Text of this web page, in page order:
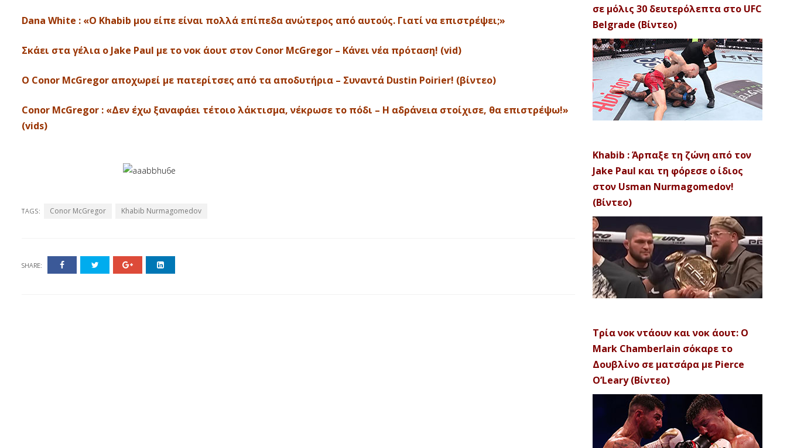
Dana White : «Ο Khabib μου είπε είναι πολλά επίπεδα ανώτερος από αυτούς. Γιατί να επιστρέψει;»
Σκάει στα γέλια ο Jake Paul με το νοκ άουτ στον Conor McGregor – Κάνει νέα πρόταση! (vid)
Ο Conor McGregor αποχωρεί με πατερίτσες από τα αποδυτήρια – Συναντά Dustin Poirier! (βίντεο)
Conor McGregor : «Δεν έχω ξαναφάει τέτοιο λάκτισμα, νέκρωσε το πόδι – Η αδράνεια στοίχισε, θα επιστρέψω!»
(vids)
TAGS: Conor McGregor Khabib Nurmagomedov
SHARE:
σε μόλις 30 δευτερόλεπτα στο UFC
Belgrade (Βίντεο)
Khabib : Άρπαξε τη ζώνη από τον
Jake Paul και τη φόρεσε ο ίδιος
στον Usman Nurmagomedov!
(Βίντεο)
Τρία νοκ ντάουν και νοκ άουτ: Ο
Mark Chamberlain σόκαρε το
Δουβλίνο σε ματσάρα με Pierce
O’Leary (Βίντεο)